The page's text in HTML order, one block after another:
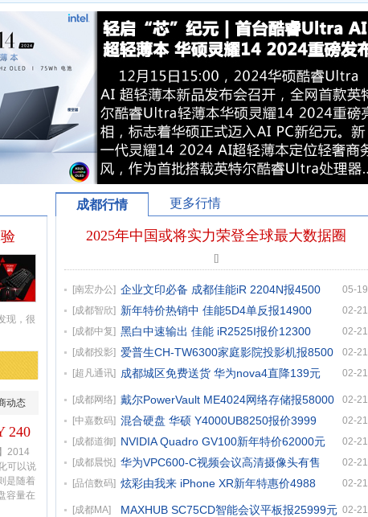
现，很
动态
240
2014
可以说
是随着
容量在
成都行情 更多行情
2025年中国或将实力荣登全球最大数据圈
[]
企业文印必备 成都佳能iR 2204N报4500
[南宏办公] 05-19
新年特价热销中 佳能5D4单反报14900
[成都智欣] 02-21
黑白中速输出 佳能 iR2525I报价12300
[成都中复] 02-21
爱普生CH-TW6300家庭影院投影机报8500
[成都投影] 02-21
成都城区免费送货 华为nova4直降139元
[超凡通讯] 02-21
戴尔PowerVault ME4024网络存储报58000
[成都网络] 02-21
混合硬盘 华硕 Y4000UB8250报价3999
[中嘉数码] 02-21
NVIDIA Quadro GV100新年特价62000元
[成都道御] 02-21
华为VPC600-C视频会议高清摄像头有售
[成都晨悦] 02-21
炫彩由我来 iPhone XR新年特惠价4988
[品信数码] 02-21
MAXHUB SC75CD智能会议平板报25999元
[成都MA] 02-21